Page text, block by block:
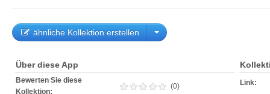
ähnliche Kollektion erstellen
Über diese App
Bewerten Sie diese
Kollektion:
(0) Link: